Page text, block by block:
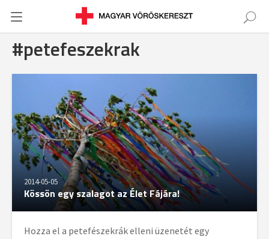
#petefeszekrak
2014-05-05
Kössön egy szalagot az Élet Fájára!
Hozza el a petefészekrák elleni üzenetét egy